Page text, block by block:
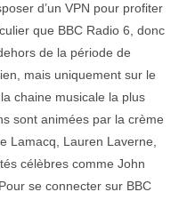
d’un VPN pour profiter
que BBC Radio 6, donc
de la période de
mais uniquement sur le
chaine musicale la plus
sont animées par la crème
Lamacq, Lauren Laverne,
célèbres comme John
se connecter sur BBC